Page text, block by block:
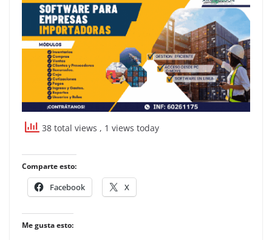
38 total views , 1 views today
Comparte esto:
Facebook X
Me gusta esto: